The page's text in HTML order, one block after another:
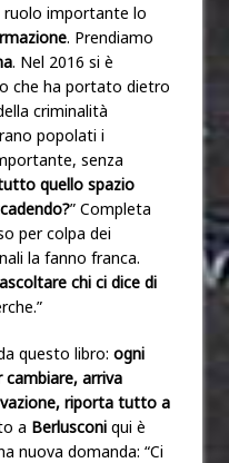
ruolo importante lo
. Prendiamo
. Nel 2016 si è
che ha portato dietro
criminalità
popolati i
senza
quello spazio
” Completa
per colpa dei
la fanno franca.
chi ci dice di
questo libro: ogni
cambiare, arriva
riporta tutto a
a Berlusconi qui è
nuova domanda: “Ci